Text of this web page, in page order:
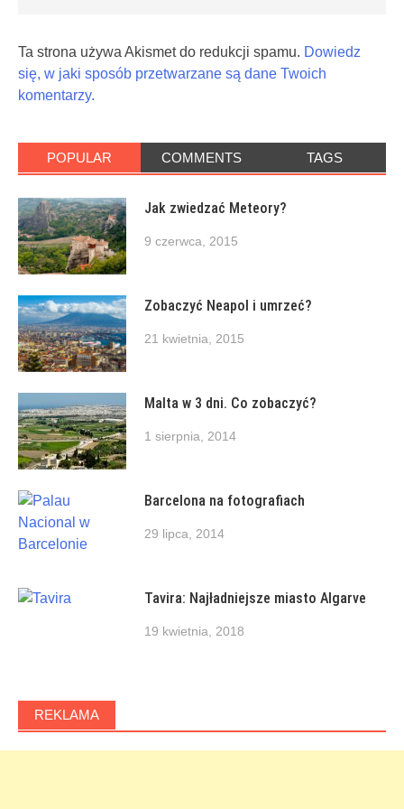
Ta strona używa Akismet do redukcji spamu. Dowiedz
się, w jaki sposób przetwarzane są dane Twoich
komentarzy.
POPULAR COMMENTS TAGS
Jak zwiedzać Meteory?
9 czerwca, 2015
Zobaczyć Neapol i umrzeć?
21 kwietnia, 2015
Malta w 3 dni. Co zobaczyć?
1 sierpnia, 2014
Barcelona na fotografiach
29 lipca, 2014
Tavira: Najładniejsze miasto Algarve
19 kwietnia, 2018
REKLAMA